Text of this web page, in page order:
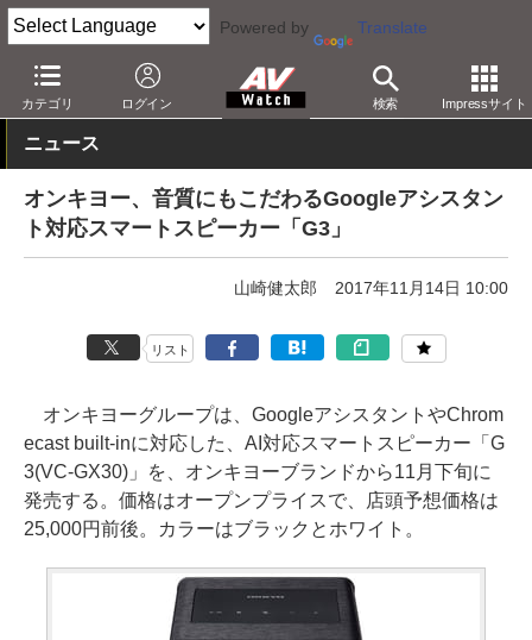
Powered by Translate
カテゴリ ログイン 検索 Impressサイト
AV Watch 製品 スマートスピーカー Google
ニュース
オンキヨー、音質にもこだわるGoogleアシスタン
ト対応スマートスピーカー「G3」
山崎健太郎 2017年11月14日 10:00
リスト
オンキヨーグループは、GoogleアシスタントやChrom
ecast built-inに対応した、AI対応スマートスピーカー「G
3(VC-GX30)」を、オンキヨーブランドから11月下旬に
発売する。価格はオープンプライスで、店頭予想価格は
25,000円前後。カラーはブラックとホワイト。